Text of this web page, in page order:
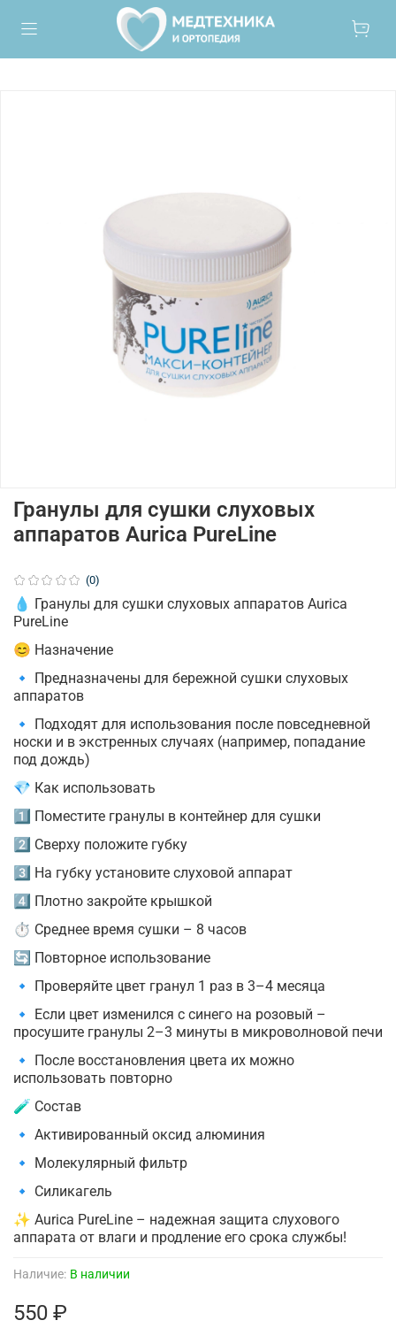
(0)
Наличие: В наличии
Гранулы для сушки слуховых
аппаратов Aurica PureLine
550 ₽
💧 Гранулы для сушки слуховых аппаратов Aurica
PureLine
😊 Назначение
🔹 Предназначены для бережной сушки слуховых
аппаратов
🔹 Подходят для использования после повседневной
носки и в экстренных случаях (например, попадание
под дождь)
💎 Как использовать
1️⃣ Поместите гранулы в контейнер для сушки
2️⃣ Сверху положите губку
3️⃣ На губку установите слуховой аппарат
4️⃣ Плотно закройте крышкой
⏱ Среднее время сушки – 8 часов
🔄 Повторное использование
🔹 Проверяйте цвет гранул 1 раз в 3–4 месяца
🔹 Если цвет изменился с синего на розовый –
просушите гранулы 2–3 минуты в микроволновой печи
🔹 После восстановления цвета их можно
использовать повторно
🧪 Состав
🔹 Активированный оксид алюминия
🔹 Молекулярный фильтр
🔹 Силикагель
✨ Aurica PureLine – надежная защита слухового
аппарата от влаги и продление его срока службы!